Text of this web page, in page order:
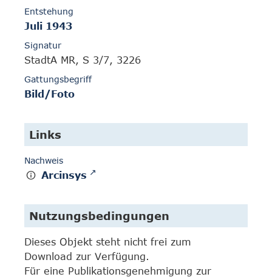
Entstehung
Juli 1943
Signatur
StadtA MR, S 3/7, 3226
Gattungsbegriff
Bild/Foto
Links
Nachweis
Arcinsys
Nutzungsbedingungen
Dieses Objekt steht nicht frei zum
Download zur Verfügung.
Für eine Publikationsgenehmigung zur